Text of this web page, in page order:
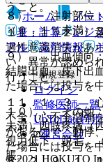
８）． 注射部位：
（０．１％未満）
９）． 出血傾向
結膜出血、皮下出
た場合には投与を
１０）． その他
未満）四肢疼痛（
視力低下、脱毛、
脹。
うこと。
１１．１．２．
過性意識消失があ
い、異常が認めら
行うこと。
１１．１．３．
不全（心不全増強
があるので、動悸
た場合には投与を
ホーム
ノート
表・計算
レジ
アル
薬剤情報
新規登録
ログイン
監修医師一覧
UpToDate特
運営会社
© 2021 HOKUTO